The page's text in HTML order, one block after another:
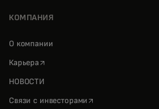
КОМПАНИЯ
О компании
Карьера opens in a new tab
НОВОСТИ
Связи с инвесторами opens in a new tab